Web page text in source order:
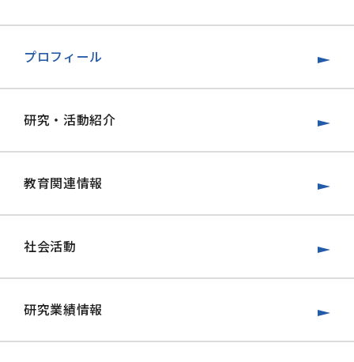
プロフィール
研究・活動紹介
教育関連情報
社会活動
研究業績情報